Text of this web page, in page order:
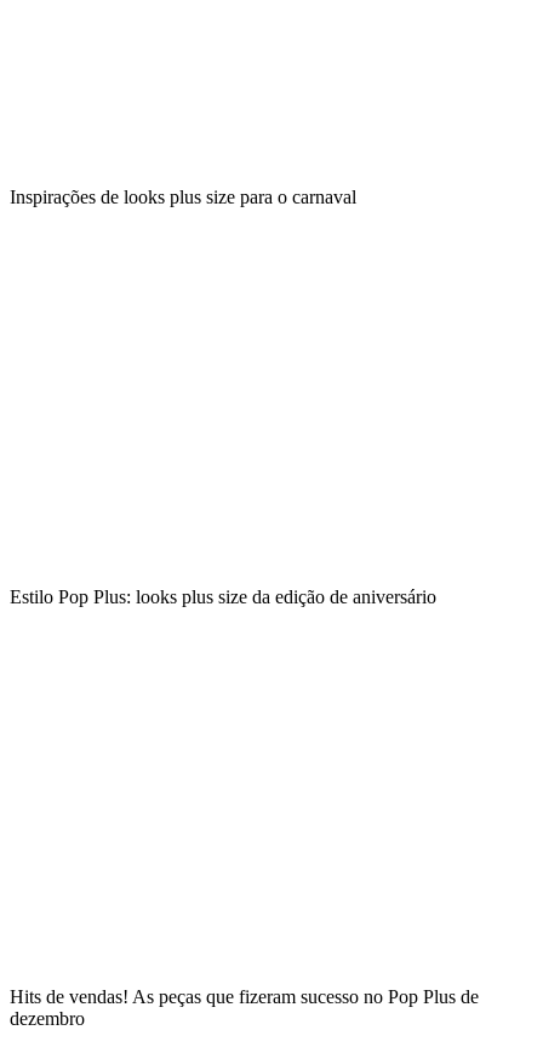
Inspirações de looks plus size para o carnaval
Estilo Pop Plus: looks plus size da edição de aniversário
Hits de vendas! As peças que fizeram sucesso no Pop Plus de
dezembro